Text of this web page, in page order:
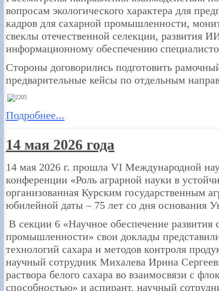
вопросам экологического характера для
кадров для сахарной промышленности,
свеклы отечественной селекции, развития
информационному обеспечению
Стороны договорились подготовить
предварительные кейсы по отдельным
Подробнее...
14 мая 2026 года
14 мая 2026 г. прошла VI Международной
конференции «Роль аграрной науки в
организованная Курским государственным
юбилейной даты – 75 лет со дня основания
В секции 6 «Научное обеспечение развития
промышленности» свои доклады
технологий сахара и методов контроля
научный сотрудник Михалева Ирина
раствора белого сахара во взаимосвязи с
способностью» и аспирант, научный